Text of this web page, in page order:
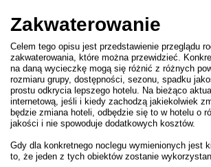
Zakwaterowanie
Celem tego opisu jest przedstawienie przeglądu
zakwaterowania, które można przewidzieć.
na daną wycieczkę mogą się różnić z różnych
rozmiaru grupy, dostępności, sezonu, spadku
prostu odkrycia lepszego hotelu. Na bieżąco
internetową, jeśli i kiedy zachodzą jakiekolwiek
będzie zmiana hoteli, odbędzie się to w hotelu o
jakości i nie spowoduje dodatkowych kosztów.
Gdy dla konkretnego noclegu wymienionych jest
to, że jeden z tych obiektów zostanie